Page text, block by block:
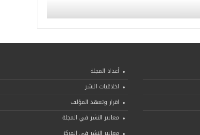
أعداد المجلة
اخلاقيات النشر
اقرار وتعهد المؤلف
معايير النشر في المجلة